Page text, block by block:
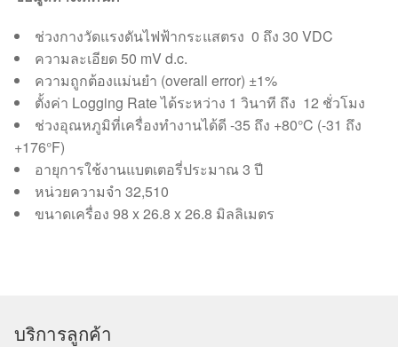
ช่วงกางวัดแรงดันไฟฟ้ากระแสตรง 0 ถึง 30 VDC
ความละเอียด 50 mV d.c.
ความถูกต้องแม่นยำ (overall error) ±1%
ตั้งค่า Logging Rate ได้ระหว่าง 1 วินาที ถึง 12 ชั่วโมง
ช่วงอุณหภูมิที่เครื่องทำงานได้ดี -35 ถึง +80°C (-31 ถึง
+176°F)
อายุการใช้งานแบตเตอรี่ประมาณ 3 ปี
หน่วยความจำ 32,510
ขนาดเครื่อง 98 x 26.8 x 26.8 มิลลิเมตร
บริการลูกค้า